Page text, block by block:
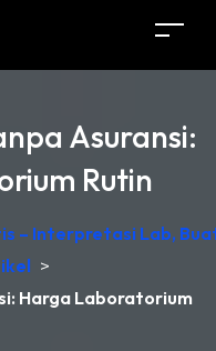
Asuransi:
Rutin
– Interpretasi Lab,
>
Harga Laboratorium